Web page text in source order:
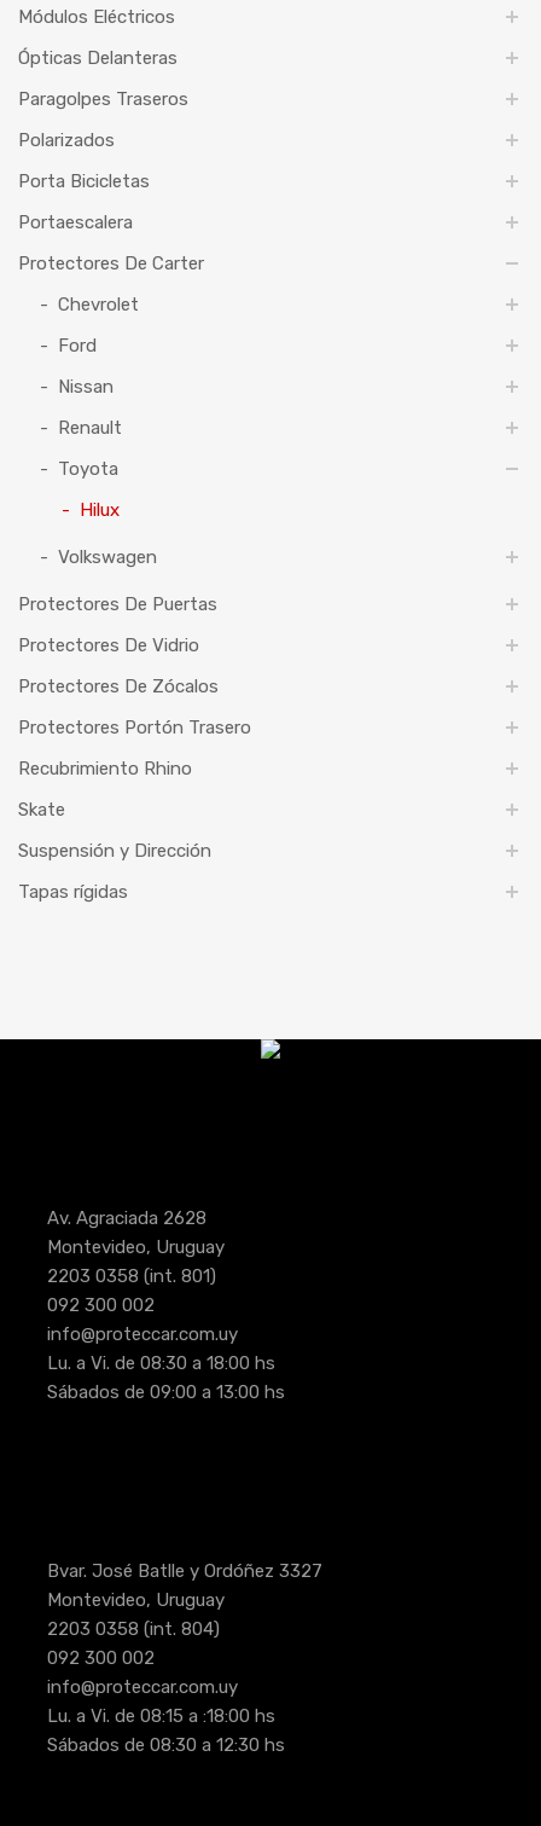
Módulos Eléctricos
Ópticas Delanteras
Paragolpes Traseros
Polarizados
Porta Bicicletas
Portaescalera
Protectores De Carter
Chevrolet
Ford
Nissan
Renault
Toyota
Hilux
Volkswagen
Protectores De Puertas
Protectores De Vidrio
Protectores De Zócalos
Protectores Portón Trasero
Recubrimiento Rhino
Skate
Suspensión y Dirección
Tapas rígidas
Av. Agraciada 2628
Montevideo, Uruguay
2203 0358 (int. 801)
092 300 002
info@proteccar.com.uy
Lu. a Vi. de 08:30 a 18:00 hs
Sábados de 09:00 a 13:00 hs
Bvar. José Batlle y Ordóñez 3327
Montevideo, Uruguay
2203 0358 (int. 804)
092 300 002
info@proteccar.com.uy
Lu. a Vi. de 08:15 a :18:00 hs
Sábados de 08:30 a 12:30 hs